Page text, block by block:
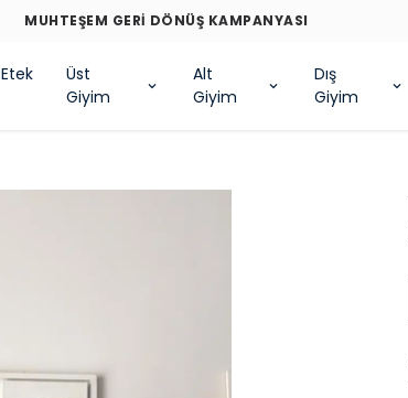
Etek
Üst
Giyim
Alt
Giyim
Dış
Giyim